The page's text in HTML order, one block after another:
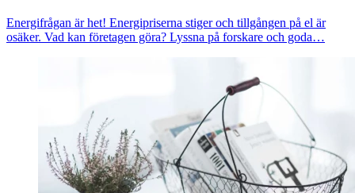
Energifrågan är het! Energipriserna stiger och tillgången på el är
osäker. Vad kan företagen göra? Lyssna på forskare och goda…